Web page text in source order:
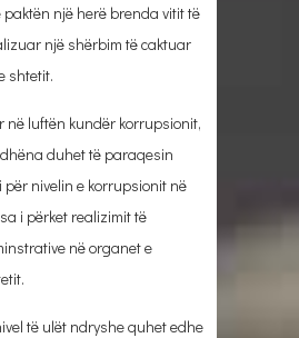
një herë brenda vitit të
një shërbim të caktuar
shtetit.
në luftën kundër korrupsionit,
duhet të paraqesin
nivelin e korrupsionit në
i përket realizimit të
në organet e
të ulët ndryshe quhet edhe